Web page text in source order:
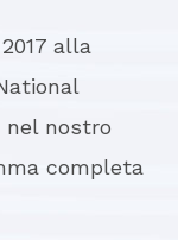
alla
nel nostro
completa